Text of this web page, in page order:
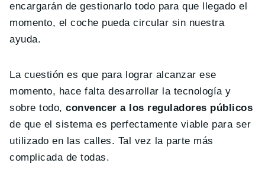
encargarán de gestionarlo todo para que llegado el
momento, el coche pueda circular sin nuestra
ayuda.
La cuestión es que para lograr alcanzar ese
momento, hace falta desarrollar la tecnología y
sobre todo, convencer a los reguladores públicos
de que el sistema es perfectamente viable para ser
utilizado en las calles. Tal vez la parte más
complicada de todas.